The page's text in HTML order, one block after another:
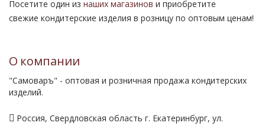
Посетите один из наших магазинов и приобретите
свежие кондитерские изделия в розницу по оптовым ценам!
О компании
"Самоваръ" - оптовая и розничная продажа кондитерских
изделий.
Россия, Свердловская область г. Екатеринбург, ул.